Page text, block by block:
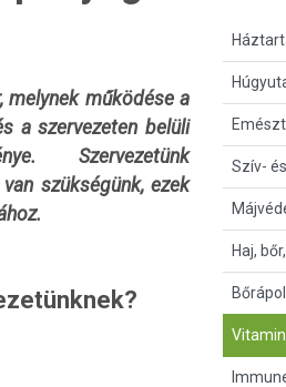
melynek működése a
a szervezeten belüli
Szervezetünk
szükségünk, ezek
Szív-
Haj,